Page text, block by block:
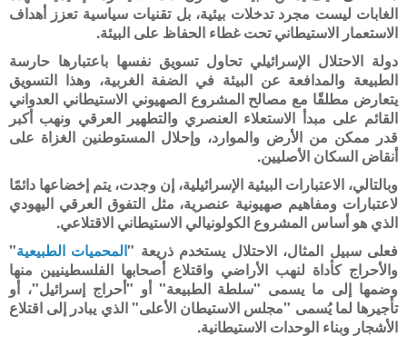
الغابات ليست مجرد تدخلات بيئية، بل تقنيات سياسية تعزز أهداف
الاستعمار الاستيطاني تحت غطاء الحفاظ على البيئة.
دولة الاحتلال الإسرائيلي تحاول تسويق نفسها باعتبارها حارسة
الطبيعة والمدافعة عن البيئة في الضفة الغربية، وهذا التسويق
يتعارض مطلقًا مع مصالح المشروع الصهيوني الاستيطاني العدواني
القائم على مبدأ الاستعلاء العنصري والتطهير العرقي ونهب أكبر
قدر ممكن من الأرض والموارد، وإحلال المستوطنين الغزاة على
أنقاض السكان الأصليين.
وبالتالي، الاعتبارات البيئية الإسرائيلية، إن وجدت، يتم إخضاعها دائمًا
لاعتبارات ومفاهيم صهيونية عنصرية، مثل التفوق العرقي اليهودي
الذي هو أساس المشروع الكولونيالي الاستيطاني الاقتلاعي.
فعلى سبيل المثال، الاحتلال يستخدم ذريعة "المحميات الطبيعية"
والأحراج كأداة لنهب الأراضي واقتلاع أصحابها الفلسطينيين منها
وضمها إلى ما يسمى "سلطة الطبيعة" أو "أحراج إسرائيل"، أو
تأجيرها لما يُسمى "مجلس الاستيطان الأعلى" الذي يبادر إلى اقتلاع
الأشجار وبناء الوحدات الاستيطانية.